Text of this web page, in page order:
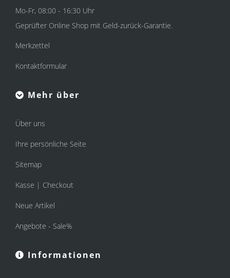
Mo-Fr, 08:00 - 16:30 Uhr
Geprüfter Online Shop mit Geld-zurück-Garantie.
Merkzettel
Kontaktformular
Mehr über
Über uns
Ihre persönliche Seite
Sitemap
Kasse | Checkout
Neue Artikel
Angebote - Sale%
Informationen